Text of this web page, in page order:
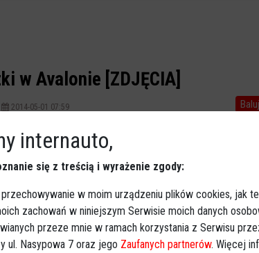
w Avalonie [ZDJĘCIA]
2014-05-01 07:59
Kontrabanda z Jackiem Dewódzki na wokalu.
internauto,
się z treścią i wyrażenie zgody:
w moim urządzeniu plików cookies, jak
zachowań w niniejszym Serwisie moich danych
przeze mnie w ramach korzystania z Serwisu
ul. Nasypowa 7 oraz jego Zaufanych partnerów. Więcej